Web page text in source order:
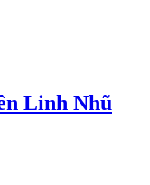
Linh Nhũ